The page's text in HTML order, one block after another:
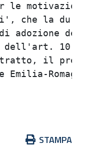
per le
che la
di
norma
estratto,
STAMPA